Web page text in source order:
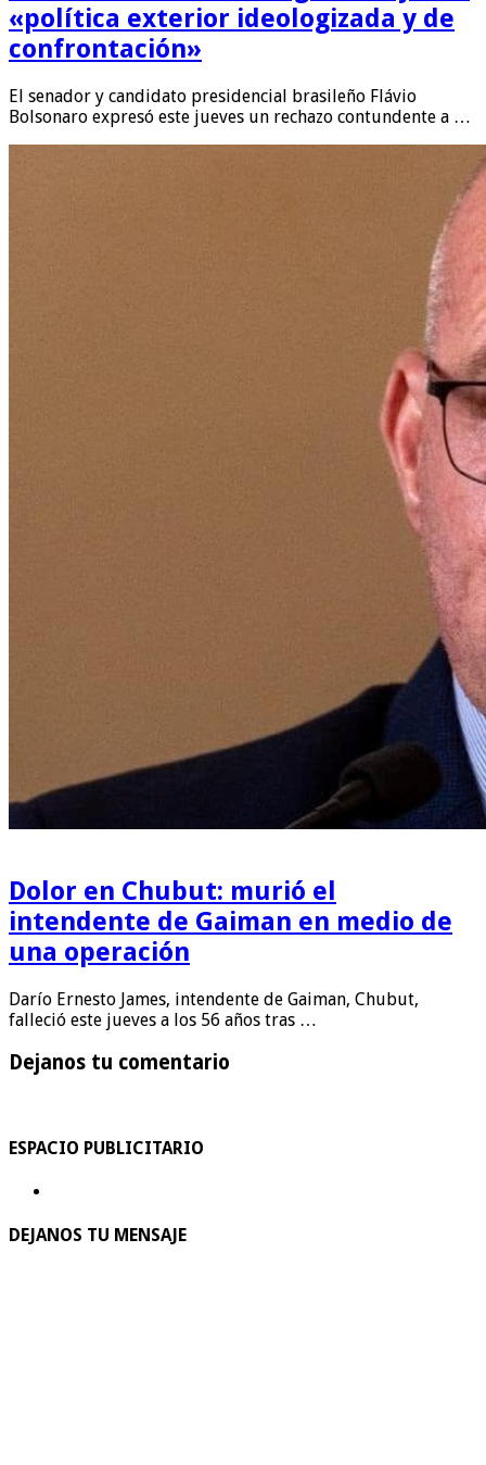
«política exterior ideologizada y de
confrontación»
El senador y candidato presidencial brasileño Flávio
Bolsonaro expresó este jueves un rechazo contundente a …
Dolor en Chubut: murió el
intendente de Gaiman en medio de
una operación
Darío Ernesto James, intendente de Gaiman, Chubut,
falleció este jueves a los 56 años tras …
Dejanos tu comentario
ESPACIO PUBLICITARIO
DEJANOS TU MENSAJE